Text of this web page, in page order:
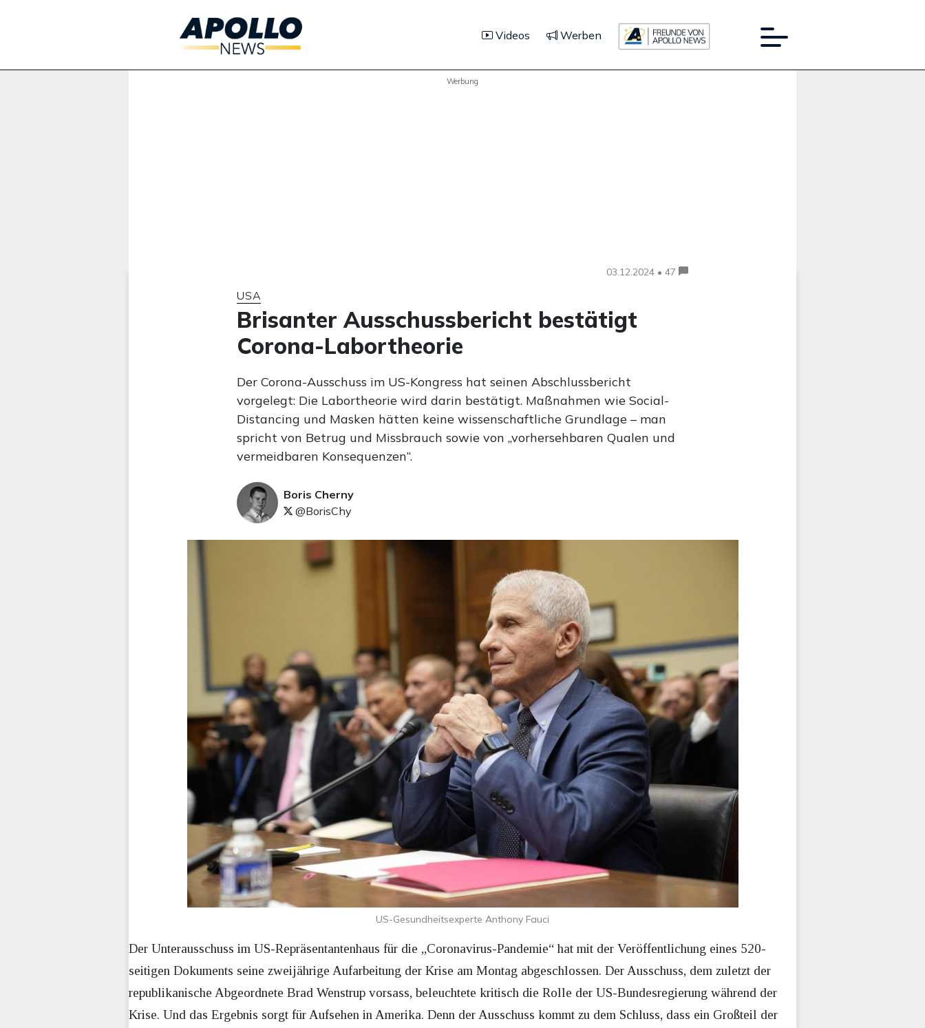
Videos Werben
Werbung
03.12.2024 • 47
USA
Brisanter Ausschussbericht bestätigt
Corona-Labortheorie
Der Corona-Ausschuss im US-Kongress hat seinen Abschlussbericht
vorgelegt: Die Labortheorie wird darin bestätigt. Maßnahmen wie Social-
Distancing und Masken hätten keine wissenschaftliche Grundlage – man
spricht von Betrug und Missbrauch sowie von „vorhersehbaren Qualen und
vermeidbaren Konsequenzen“.
Boris Cherny
@BorisChy
US-Gesundheitsexperte Anthony Fauci
Der Unterausschuss im US-Repräsentantenhaus für die „Coronavirus-Pandemie“ hat mit der Veröffentlichung eines 520-
seitigen Dokuments seine zweijährige Aufarbeitung der Krise am Montag abgeschlossen. Der Ausschuss, dem zuletzt der
republikanische Abgeordnete Brad Wenstrup vorsass, beleuchtete kritisch die Rolle der US-Bundesregierung während der
Krise. Und das Ergebnis sorgt für Aufsehen in Amerika. Denn der Ausschuss kommt zu dem Schluss, dass ein Großteil der